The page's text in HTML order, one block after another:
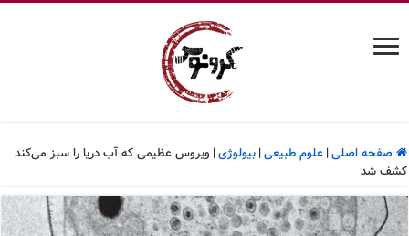
صفحه اصلی| علوم طبیعی| بیولوژی| ویروس عظیمی که آب دریا را سبز می‌کند
کشف شد